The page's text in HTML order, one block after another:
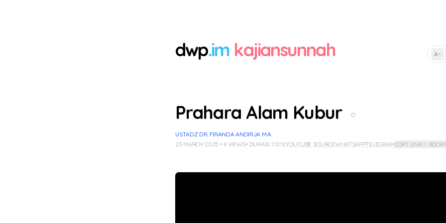
dwp.im kajiansunnah A- |
Prahara Alam Kubur ○
USTADZ DR. FIRANDA ANDIRJA M.A.
23 MARCH 2025 • 4 VIEWS• DURASI: 1:12:12YOUTUBE SOURCEWHATSAPPTELEGRAMCOPY LINK☆